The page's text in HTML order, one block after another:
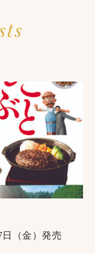
日（金）発売